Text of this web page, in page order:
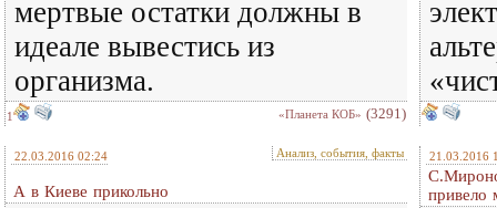
мертвые остатки должны в
идеале вывестись из
организма.
1 «Планета КОБ» (3291)
22.03.2016 02:24 Анализ, события, факты
А в Киеве прикольно
21.03.2016
привело